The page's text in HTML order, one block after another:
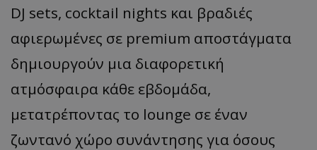
DJ sets, cocktail nights και βραδιές
αφιερωμένες σε premium αποστάγματα
δημιουργούν μια διαφορετική
ατμόσφαιρα κάθε εβδομάδα,
μετατρέποντας το lounge σε έναν
ζωντανό χώρο συνάντησης για όσους